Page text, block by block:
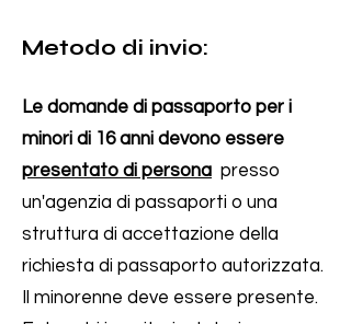
Metodo di invio:
Le domande di passaporto per i
minori di 16 anni devono essere
presentato di persona presso
un'agenzia di passaporti o una
struttura di accettazione della
richiesta di passaporto autorizzata.
Il minorenne deve essere presente.